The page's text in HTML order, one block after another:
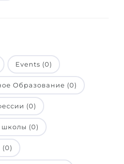
Events (0)
Образование (0)
(0)
школы (0)
(0)